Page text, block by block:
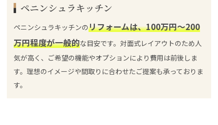
ペニンシュラキッチン
ペニンシュラキッチンのリフォームは、100万円～200
万円程度が一般的な目安です。対面式レイアウトのため人
気が高く、ご希望の機能やオプションにより費用は前後しま
す。理想のイメージや間取りに合わせたご提案も承っておりま
す。